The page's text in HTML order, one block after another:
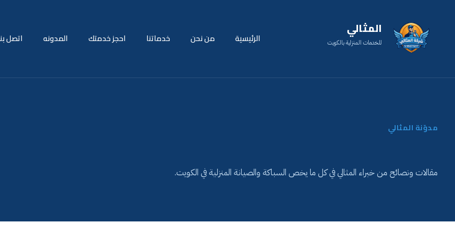
المثالي
للخدمات المنزلية بالكويت الرئيسية من نحن خدماتنا احجز خدمتك المدونه اتصل
مدوّنة المثالي
مقالات ونصائح من خبراء المثالي في كل ما يخص السباكة والصيانة المنزلية في الكويت.